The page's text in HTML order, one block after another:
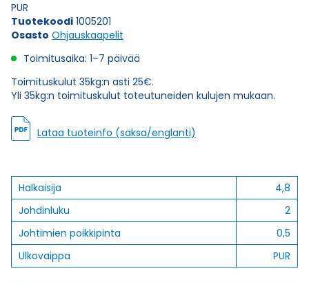
määrä
PUR
Tuotekoodi 1005201
Osasto Ohjauskaapelit
Toimitusaika: 1–7 päivää
Toimituskulut 35kg:n asti 25€.
Yli 35kg:n toimituskulut toteutuneiden kulujen mukaan.
Lataa tuoteinfo (saksa/englanti)
Halkaisija
4,8
Johdinluku
2
Johtimien poikkipinta
0,5
Ulkovaippa
PUR